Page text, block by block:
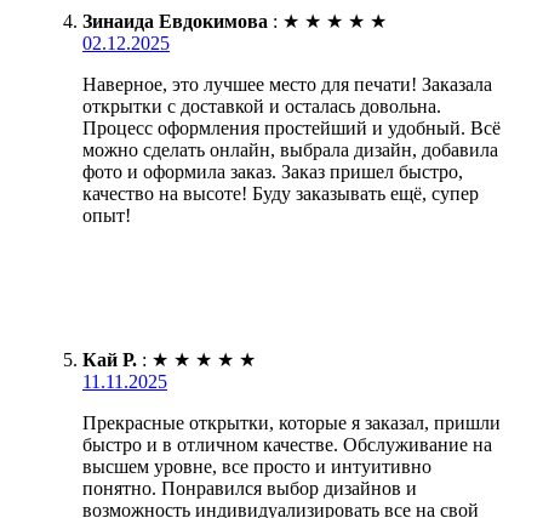
Зинаида Евдокимова : ★ ★ ★ ★ ★
02.12.2025
Наверное, это лучшее место для печати! Заказала
открытки с доставкой и осталась довольна.
Процесс оформления простейший и удобный. Всё
можно сделать онлайн, выбрала дизайн, добавила
фото и оформила заказ. Заказ пришел быстро,
качество на высоте! Буду заказывать ещё, супер
опыт!
Кай Р. : ★ ★ ★ ★ ★
11.11.2025
Прекрасные открытки, которые я заказал, пришли
быстро и в отличном качестве. Обслуживание на
высшем уровне, все просто и интуитивно
понятно. Понравился выбор дизайнов и
возможность индивидуализировать все на свой